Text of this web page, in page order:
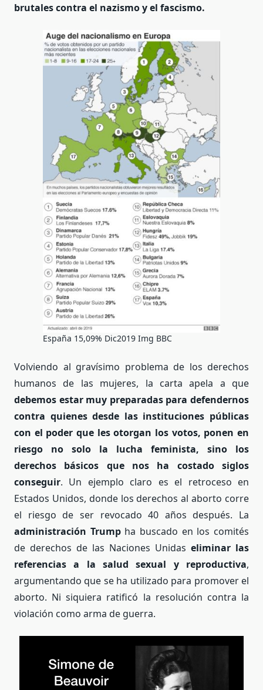
brutales contra el nazismo y el fascismo.
España 15,09% Dic2019 Img BBC
Volviendo al gravísimo problema de los derechos
humanos de las mujeres, la carta apela a que
debemos estar muy preparadas para defendernos
contra quienes desde las instituciones públicas
con el poder que les otorgan los votos, ponen en
riesgo no solo la lucha feminista, sino los
derechos básicos que nos ha costado siglos
conseguir. Un ejemplo claro es el retroceso en
Estados Unidos, donde los derechos al aborto corre
el riesgo de ser revocado 40 años después. La
administración Trumpha buscado en los comités
de derechos de las Naciones Unidas eliminar las
referencias a la salud sexual y reproductiva,
argumentando que se ha utilizado para promover el
aborto. Ni siquiera ratificó la resolución contra la
violación como arma de guerra.